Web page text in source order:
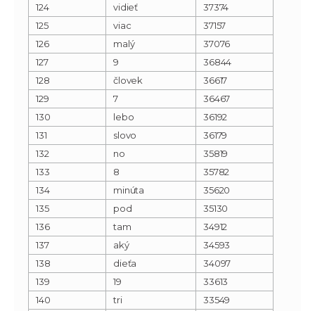
124
vidieť
37374
125
viac
37157
126
malý
37076
127
9
36844
128
človek
36617
129
7
36467
130
lebo
36192
131
slovo
36179
132
no
35819
133
8
35782
134
minúta
35620
135
pod
35130
136
tam
34912
137
aký
34593
138
dieťa
34097
139
19
33613
140
tri
33549